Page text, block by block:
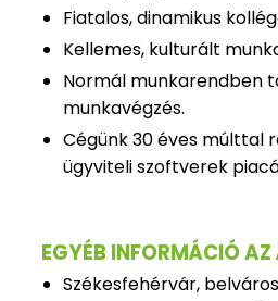
Fiatalos, dinamikus
Kellemes, kulturált
Normál munkarendben
munkavégzés.
Cégünk 30 éves múlttal
ügyviteli szoftverek
EGYÉB INFORMÁCIÓ AZ
Székesfehérvár,